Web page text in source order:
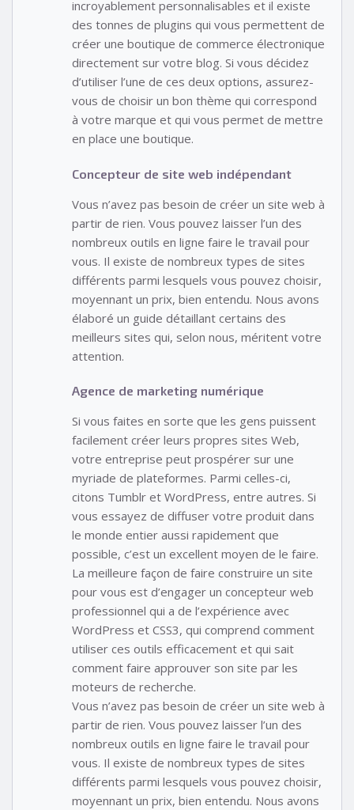
incroyablement personnalisables et il existe
des tonnes de plugins qui vous permettent de
créer une boutique de commerce électronique
directement sur votre blog. Si vous décidez
d’utiliser l’une de ces deux options, assurez-
vous de choisir un bon thème qui correspond
à votre marque et qui vous permet de mettre
en place une boutique.
Concepteur de site web indépendant
Vous n’avez pas besoin de créer un site web à
partir de rien. Vous pouvez laisser l’un des
nombreux outils en ligne faire le travail pour
vous. Il existe de nombreux types de sites
différents parmi lesquels vous pouvez choisir,
moyennant un prix, bien entendu. Nous avons
élaboré un guide détaillant certains des
meilleurs sites qui, selon nous, méritent votre
attention.
Agence de marketing numérique
Si vous faites en sorte que les gens puissent
facilement créer leurs propres sites Web,
votre entreprise peut prospérer sur une
myriade de plateformes. Parmi celles-ci,
citons Tumblr et WordPress, entre autres. Si
vous essayez de diffuser votre produit dans
le monde entier aussi rapidement que
possible, c’est un excellent moyen de le faire.
La meilleure façon de faire construire un site
pour vous est d’engager un concepteur web
professionnel qui a de l’expérience avec
WordPress et CSS3, qui comprend comment
utiliser ces outils efficacement et qui sait
comment faire approuver son site par les
moteurs de recherche.
Vous n’avez pas besoin de créer un site web à
partir de rien. Vous pouvez laisser l’un des
nombreux outils en ligne faire le travail pour
vous. Il existe de nombreux types de sites
différents parmi lesquels vous pouvez choisir,
moyennant un prix, bien entendu. Nous avons